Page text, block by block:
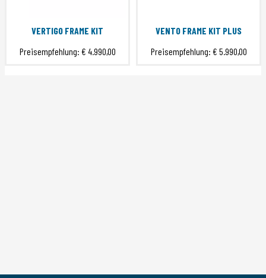
VERTIGO FRAME KIT
Preisempfehlung: € 4.990,00
VENTO FRAME KIT PLUS
Preisempfehlung: € 5.990,00